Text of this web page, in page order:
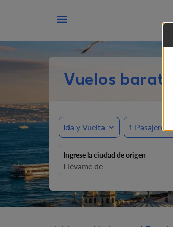

Vuelos
Ida y Vuelta expand_more 1 Pasajero
Ingrese la ciudad de origen